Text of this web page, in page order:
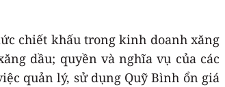
chiết khấu trong kinh doanh xăng
dầu; quyền và nghĩa vụ của các
quản lý, sử dụng Quỹ Bình ổn giá